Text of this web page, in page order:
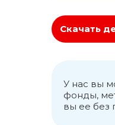
Скачать
У нас вы
фонды,
вы ее без